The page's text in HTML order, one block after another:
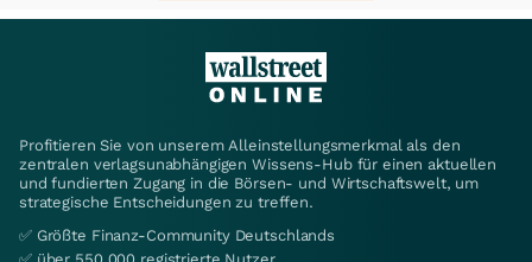
Profitieren Sie von unserem Alleinstellungsmerkmal als den
zentralen verlagsunabhängigen Wissens-Hub für einen aktuellen
und fundierten Zugang in die Börsen- und Wirtschaftswelt, um
strategische Entscheidungen zu treffen.
✅ Größte Finanz-Community Deutschlands